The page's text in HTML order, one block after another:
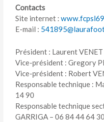
Contacts
Site internet :
E-mail :
Président : Laurent
Vice-président : Gregory
Vice-président : Robert
Responsable technique :
14 90
Responsable technique
GARRIGA – 06 84 44 64 30